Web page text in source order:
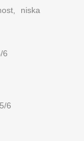
niska
6